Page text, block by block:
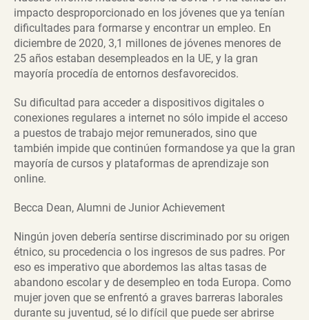
impacto desproporcionado en los jóvenes que ya tenían
dificultades para formarse y encontrar un empleo. En
diciembre de 2020, 3,1 millones de jóvenes menores de
25 años estaban desempleados en la UE, y la gran
mayoría procedía de entornos desfavorecidos.
Su dificultad para acceder a dispositivos digitales o
conexiones regulares a internet no sólo impide el acceso
a puestos de trabajo mejor remunerados, sino que
también impide que continúen formandose ya que la gran
mayoría de cursos y plataformas de aprendizaje son
online.
Becca Dean, Alumni de Junior Achievement
Ningún joven debería sentirse discriminado por su origen
étnico, su procedencia o los ingresos de sus padres. Por
eso es imperativo que abordemos las altas tasas de
abandono escolar y de desempleo en toda Europa. Como
mujer joven que se enfrentó a graves barreras laborales
durante su juventud, sé lo difícil que puede ser abrirse